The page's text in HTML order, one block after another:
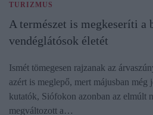
TURIZMUS
A természet is megkeseríti a
vendéglátósok életét
Ismét tömegesen rajzanak az
azért is meglepő, mert májusban még
kutatók, Siófokon azonban az elmúlt
megváltozott a…